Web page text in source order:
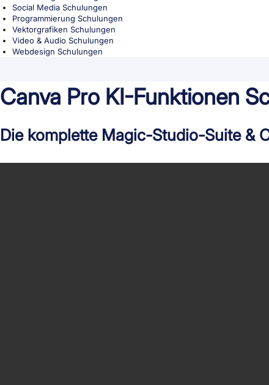
Social Media Schulungen
Programmierung Schulungen
Vektorgrafiken Schulungen
Video & Audio Schulungen
Webdesign Schulungen
Canva Pro KI-Funktionen
Die komplette Magic-Studio-Suite &